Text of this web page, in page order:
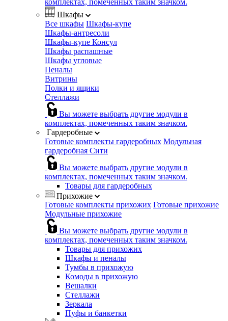
Шкафы
Все шкафы Шкафы-купе
Шкафы-антресоли
Шкафы-купе Консул
Шкафы распашные
Шкафы угловые
Пеналы
Витрины
Полки и ящики
Стеллажи
Вы можете выбрать другие модули в
комплектах, помеченных таким значком.
Гардеробные
Готовые комплекты гардеробных Модульная
гардеробная Сити
Вы можете выбрать другие модули в
комплектах, помеченных таким значком.
Товары для гардеробных
Прихожие
Готовые комплекты прихожих Готовые прихожие
Модульные прихожие
Вы можете выбрать другие модули в
комплектах, помеченных таким значком.
Товары для прихожих
Шкафы и пеналы
Тумбы в прихожую
Комоды в прихожую
Вешалки
Стеллажи
Зеркала
Пуфы и банкетки